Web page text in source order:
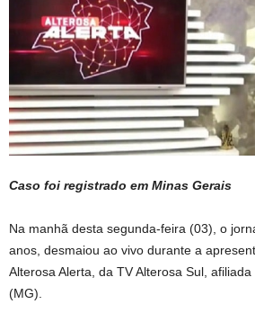
Caso foi registrado em Minas Gerais
Na manhã desta segunda-feira (03), o
anos, desmaiou ao vivo durante a
Alterosa Alerta, da TV Alterosa Sul,
(MG).